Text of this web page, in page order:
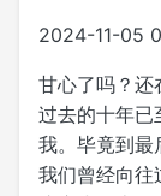
2024-11-05
甘心了吗？还
过去的十年已
我。毕竟到最
我们曾经向往